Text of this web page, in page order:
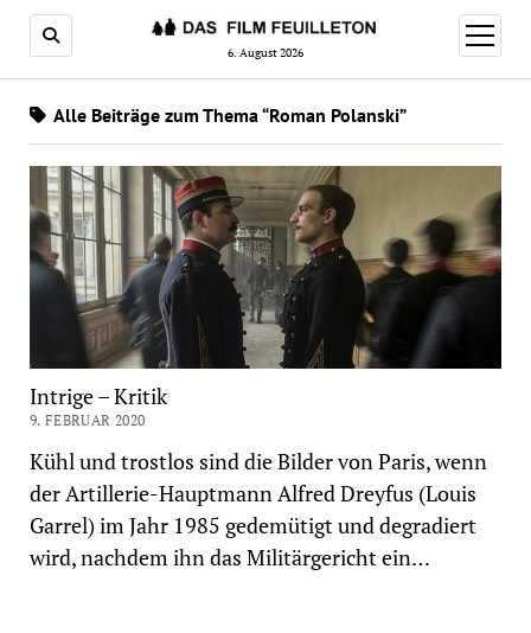
6. August 2026
Menü
öffnen
Alle Beiträge zum Thema “Roman Polanski”
Intrige – Kritik
9. FEBRUAR 2020
Kühl und trostlos sind die Bilder von Paris, wenn
der Artillerie-Hauptmann Alfred Dreyfus (Louis
Garrel) im Jahr 1985 gedemütigt und degradiert
wird, nachdem ihn das Militärgericht ein…